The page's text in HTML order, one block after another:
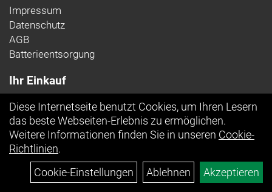
Impressum
Datenschutz
AGB
Batterieentsorgung
Ihr Einkauf
Top Artikel
Diese Internetseite benutzt Cookies, um Ihren Lesern
das beste Webseiten-Erlebnis zu ermöglichen.
Weitere Informationen finden Sie in unseren Cookie-
Richtlinien.
Cookie-Einstellungen
Ablehnen Akzeptieren